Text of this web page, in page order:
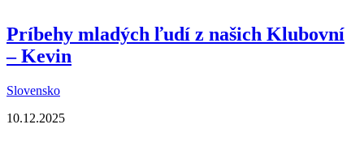
Príbehy mladých ľudí z našich Klubovní
– Kevin
Slovensko
10.12.2025